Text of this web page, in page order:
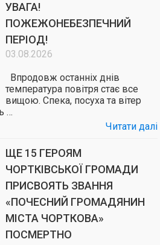
УВАГА!
ПОЖЕЖОНЕБЕЗПЕЧНИЙ
ПЕРІОД!
03.08.2026
Впродовж останніх днів
температура повітря стає все
вищою. Спека, посуха та вітер
…
Читати далі
ЩЕ 15 ГЕРОЯМ
ЧОРТКІВСЬКОЇ ГРОМАДИ
ПРИСВОЯТЬ ЗВАННЯ
«ПОЧЕСНИЙ ГРОМАДЯНИН
МІСТА ЧОРТКОВА»
ПОСМЕРТНО